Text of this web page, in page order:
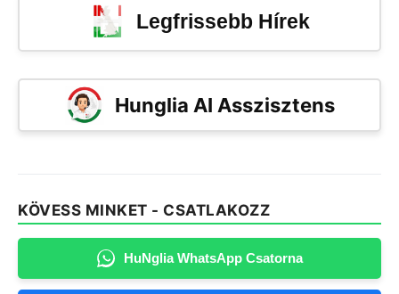
Legfrissebb Hírek
Hunglia AI Asszisztens
KÖVESS MINKET - CSATLAKOZZ
HuNglia WhatsApp Csatorna